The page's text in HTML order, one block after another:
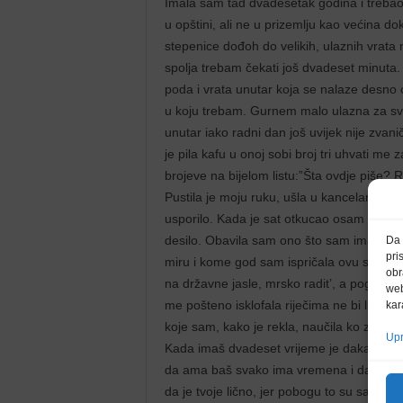
u opštini, ali ne u prizemlju kao većina
stepenice dođoh do velikih, ulaznih
spolja trebam čekati još dvadeset
poda i vrata unutar koja se nalaze
u koju trebam. Gurnem malo ulazna za
unutar iako radni dan još uvijek nije
je pila kafu u onoj sobi broj tri uhvati me
brojeve na bijelom listu:”Šta ovdje piše?
Pustila je moju ruku, ušla u kancelariju i
usporilo. Kada je sat otkucao osam ušla
desilo. Obavila sam ono što sam imala
miru i kome god sam ispričala ovu
na državne jasle, mrsko radit’, a
me pošteno isklofala riječima ne bi li iz
koje sam, kako je rekla, naučila ko zna
Kada imaš dvadeset vrijeme je dakako
da ama baš svako ima vremena i da je
da je tvoje lično, jer pobogu to su samo